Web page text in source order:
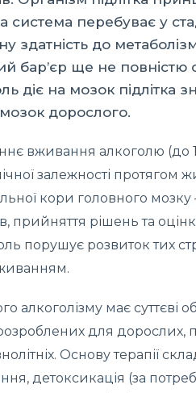
система перебуває у
здатність до
бар’єр ще не
діє на мозок підлітка
дорослого.
вживання алкоголю (до
залежності протягом
кори головного мозку
прийняття рішень та
порушує розвиток тих
алкоголізму має суттєві
для дорослих,
Основу терапії
детоксикація (за